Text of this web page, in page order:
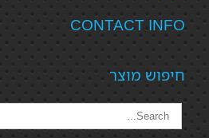
CONTACT INFO
חיפוש מוצר